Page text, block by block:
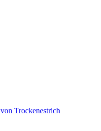
Trockenestrich